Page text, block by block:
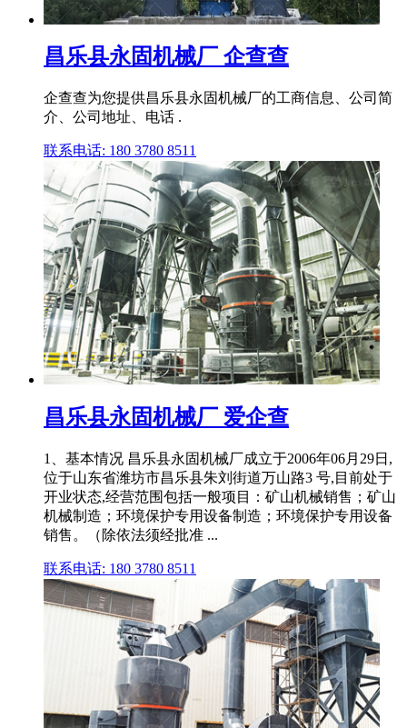
昌乐县永固机械厂 企查查
企查查为您提供昌乐县永固机械厂的工商信息、公司简
介、公司地址、电话 .
联系电话: 180 3780 8511
昌乐县永固机械厂 爱企查
1、基本情况 昌乐县永固机械厂成立于2006年06月29日,
位于山东省潍坊市昌乐县朱刘街道万山路3 号,目前处于
开业状态,经营范围包括一般项目：矿山机械销售；矿山
机械制造；环境保护专用设备制造；环境保护专用设备
销售。（除依法须经批准 ...
联系电话: 180 3780 8511